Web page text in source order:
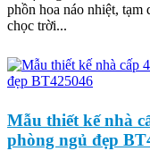
phồn hoa náo nhiệt,
chọc trời...
Mẫu thiết kế nhà
phòng ngủ đẹp